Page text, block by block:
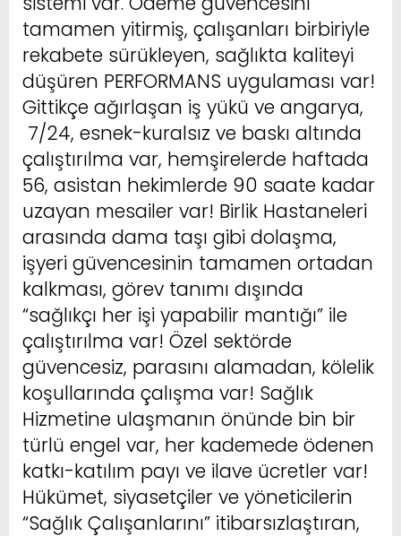
tamamen yitirmiş, çalışanları birbiriyle
rekabete sürükleyen, sağlıkta kaliteyi
düşüren PERFORMANS uygulaması var!
Gittikçe ağırlaşan iş yükü ve angarya,
7/24, esnek-kuralsız ve baskı altında
çalıştırılma var, hemşirelerde haftada
56, asistan hekimlerde 90 saate kadar
uzayan mesailer var! Birlik Hastaneleri
arasında dama taşı gibi dolaşma,
işyeri güvencesinin tamamen ortadan
kalkması, görev tanımı dışında
“sağlıkçı her işi yapabilir mantığı” ile
çalıştırılma var! Özel sektörde
güvencesiz, parasını alamadan, kölelik
koşullarında çalışma var! Sağlık
Hizmetine ulaşmanın önünde bin bir
türlü engel var, her kademede ödenen
katkı-katılım payı ve ilave ücretler var!
Hükümet, siyasetçiler ve yöneticilerin
“Sağlık Çalışanlarını” itibarsızlaştıran,